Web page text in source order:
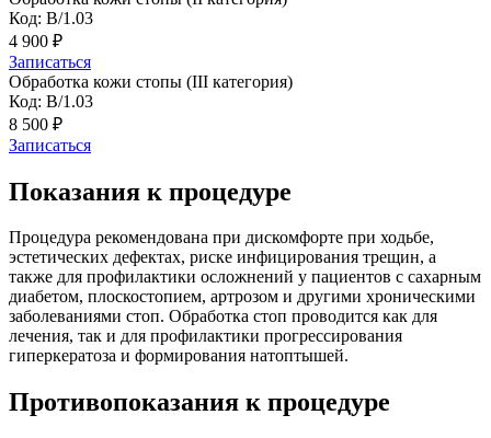
Код: В/1.03
4 900 ₽
Записаться
Обработка кожи стопы (III категория)
Код: В/1.03
8 500 ₽
Записаться
Показания к процедуре
Процедура рекомендована при дискомфорте при ходьбе,
эстетических дефектах, риске инфицирования трещин, а
также для профилактики осложнений у пациентов с сахарным
диабетом, плоскостопием, артрозом и другими хроническими
заболеваниями стоп. Обработка стоп проводится как для
лечения, так и для профилактики прогрессирования
гиперкератоза и формирования натоптышей.
Противопоказания к процедуре